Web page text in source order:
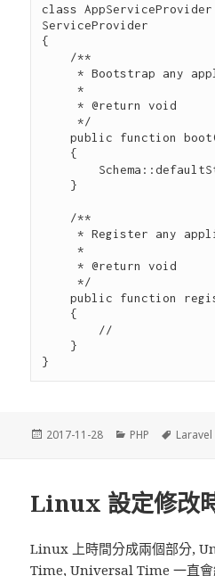
class
ServiceProvider
{
     * Bootstrap any application services.
     *
     * @return void
     */
    public function boot()
     * Register any application services.
     *
     * @return void
     */
    public function register()
發
2017-11-28
分
PHP
標
Laravel
Linux 設定修改
Linux 上時間分成兩個部分,
Time, Universal Time 一直會